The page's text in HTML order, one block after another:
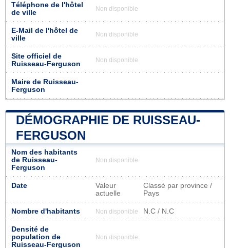
Téléphone de l'hôtel
de ville
Non disponible
E-Mail de l'hôtel de
ville
Non disponible
Site officiel de
Ruisseau-Ferguson
Non disponible
Maire de Ruisseau-
Ferguson
DÉMOGRAPHIE DE RUISSEAU-
FERGUSON
Nom des habitants
de Ruisseau-
Ferguson
Non disponible
Date
Valeur
actuelle
Classé par province /
Pays
Nombre d'habitants Non disponible N.C / N.C
Densité de
population de
Ruisseau-Ferguson
Non disponible